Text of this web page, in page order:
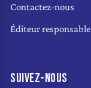
Contactez-nous
Éditeur responsable
SUIVEZ-NOUS